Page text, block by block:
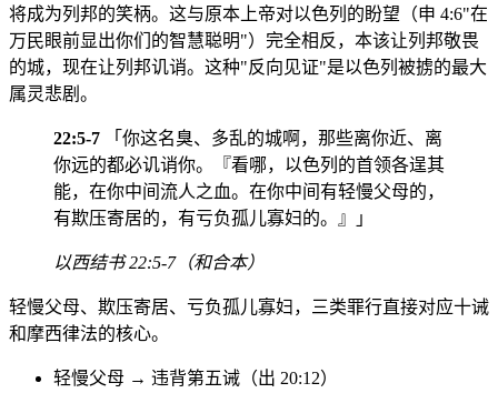
将成为列邦的笑柄。这与原本上帝对以色列的盼望（申 4:6"在
万民眼前显出你们的智慧聪明"）完全相反，本该让列邦敬畏
的城，现在让列邦讥诮。这种"反向见证"是以色列被掳的最大
属灵悲剧。
22:5-7 「你这名臭、多乱的城啊，那些离你近、离
你远的都必讥诮你。『看哪，以色列的首领各逞其
能，在你中间流人之血。在你中间有轻慢父母的，
有欺压寄居的，有亏负孤儿寡妇的。』」
以西结书 22:5-7（和合本）
轻慢父母、欺压寄居、亏负孤儿寡妇，三类罪行直接对应十诫
和摩西律法的核心。
轻慢父母 → 违背第五诫（出 20:12）